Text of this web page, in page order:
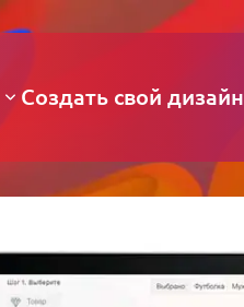
Создать свой дизайн